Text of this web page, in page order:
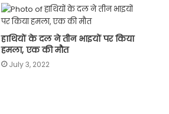
हाथियों के दल ने तीन भाइयों पर किया
हमला, एक की मौत
July 3, 2022